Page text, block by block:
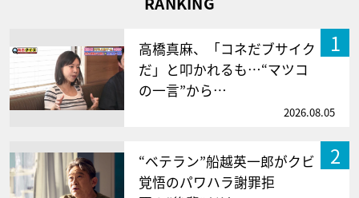
1
高橋真麻、「コネだブサイク
だ」と叩かれるも…“マツコ
の一言”から…
2026.08.05
2
“ベテラン”船越英一郎がクビ
覚悟のパワハラ謝罪拒